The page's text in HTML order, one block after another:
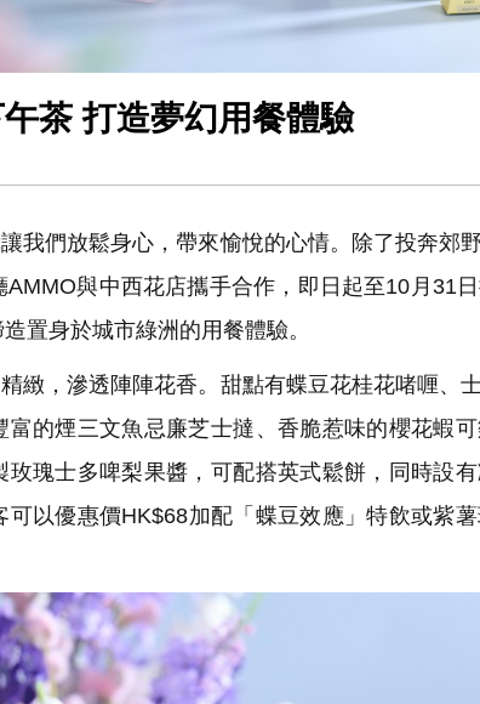
午茶 打造夢幻用餐體驗
我們放鬆身心，帶來愉悅的心情。除了投奔郊
與中西花店攜手合作，即日起至10月31
置身於城市綠洲的用餐體驗。
緻，滲透陣陣花香。甜點有蝶豆花桂花啫喱、
的煙三文魚忌廉芝士撻、香脆惹味的櫻花蝦
玫瑰士多啤梨果醬，可配搭英式鬆餅，同時設
以優惠價HK$68加配「蝶豆效應」特飲或紫